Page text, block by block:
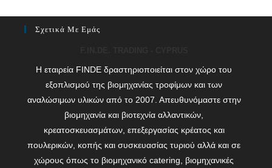
Σχετικά Με Εμάς
Η εταιρεία FINDE δραστηριοποιείται στον χώρο του
εξοπλισμού της βιομηχανίας τροφίμων και των
αναλώσιμων υλικών από το 2007. Απευθυνόμαστε στην
βιομηχανία και βιοτεχνία αλλαντικών,
κρεατοσκευασμάτων, επεξεργασίας κρέατος και
πουλερικών, κοπής και συσκευασίας τυριού αλλά και σε
χώρους όπως το βιομηχανικό catering, βιομηχανικές